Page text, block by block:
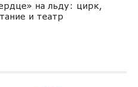
на льду: цирк,
и театр